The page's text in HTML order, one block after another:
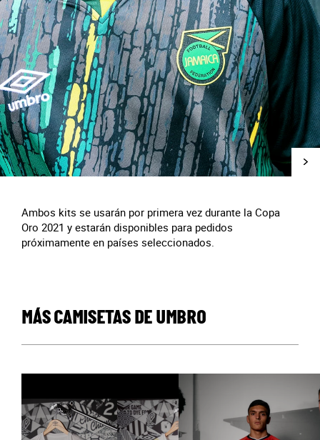
Ambos kits se usarán por primera vez durante la Copa
Oro 2021 y estarán disponibles para pedidos
próximamente en países seleccionados.
MÁS CAMISETAS DE UMBRO